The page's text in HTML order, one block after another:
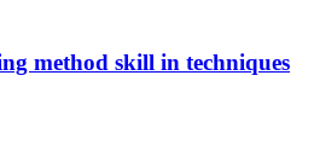
method skill in techniques